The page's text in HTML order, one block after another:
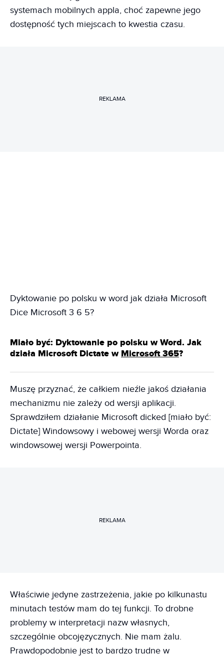
systemach mobilnych appla, choć zapewne jego
dostępność tych miejscach to kwestia czasu.
REKLAMA
Dyktowanie po polsku w word jak działa Microsoft
Dice Microsoft 3 6 5?
Miało być: Dyktowanie po polsku w Word. Jak
działa Microsoft Dictate w Microsoft 365?
Muszę przyznać, że całkiem nieźle jakoś działania
mechanizmu nie zależy od wersji aplikacji.
Sprawdziłem działanie Microsoft dicked [miało być:
Dictate] Windowsowy i webowej wersji Worda oraz
windowsowej wersji Powerpointa.
REKLAMA
Właściwie jedyne zastrzeżenia, jakie po kilkunastu
minutach testów mam do tej funkcji. To drobne
problemy w interpretacji nazw własnych,
szczególnie obcojęzycznych. Nie mam żalu.
Prawdopodobnie jest to bardzo trudne w